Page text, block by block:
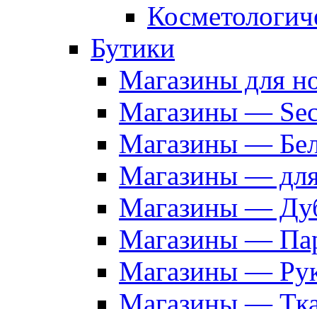
Бутики
Магазины для
Магазины —
Магазины —
Магазины —
Магазины —
Магазины —
Магазины —